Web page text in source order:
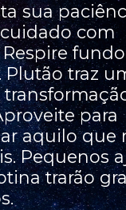
sua
com
Plutão traz
para
aquilo que
Pequenos
trarão